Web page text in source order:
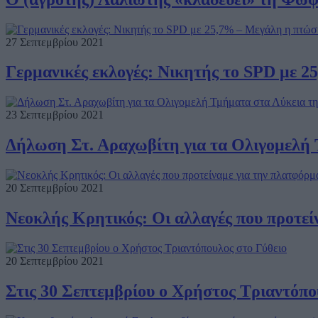
27 Σεπτεμβρίου 2021
Γερμανικές εκλογές: Νικητής το SPD με
23 Σεπτεμβρίου 2021
Δήλωση Στ. Αραχωβίτη για τα Ολιγομελή
20 Σεπτεμβρίου 2021
Νεοκλής Κρητικός: Οι αλλαγές που
20 Σεπτεμβρίου 2021
Στις 30 Σεπτεμβρίου ο Χρήστος